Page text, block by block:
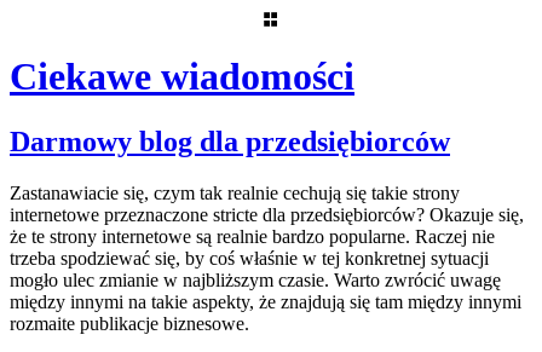
Ciekawe wiadomości
Skip
to
Darmowy blog dla przedsiębiorców
Zastanawiacie się, czym tak realnie cechują się takie strony
internetowe przeznaczone stricte dla przedsiębiorców? Okazuje się,
że te strony internetowe są realnie bardzo popularne. Raczej nie
trzeba spodziewać się, by coś właśnie w tej konkretnej sytuacji
mogło ulec zmianie w najbliższym czasie. Warto zwrócić uwagę
między innymi na takie aspekty, że znajdują się tam między innymi
rozmaite publikacje biznesowe.